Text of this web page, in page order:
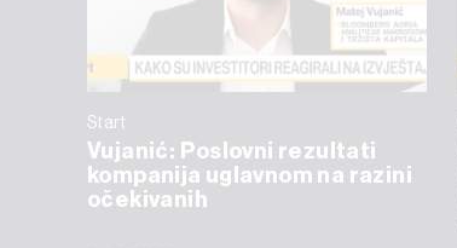
Start
Vujanić: Poslovni rezultati
kompanija uglavnom na razini
očekivanih